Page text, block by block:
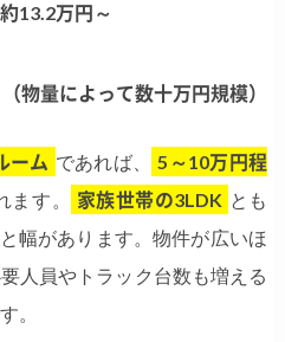
13.2万円～
物量によって数十万円規模）​
ーム であれば、
5～10万円程
す​。 家族世帯の3LDK とも
幅があります。物件が広いほ
人員やトラック台数も増える
。